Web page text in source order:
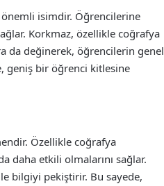
isimdir. Öğrencilerine
Korkmaz, özellikle coğrafya
da değinerek, öğrencilerin genel
geniş bir öğrenci kitlesine
Özellikle coğrafya
daha etkili olmalarını sağlar.
bilgiyi pekiştirir. Bu sayede,